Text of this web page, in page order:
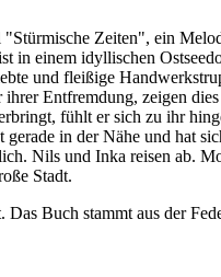
Zeiten", ein
in einem idyllischen
und fleißige
Entfremdung, zeigen
fühlt er sich zu ihr
in der Nähe und hat
Nils und Inka reisen ab.
Stadt.
Buch stammt aus der